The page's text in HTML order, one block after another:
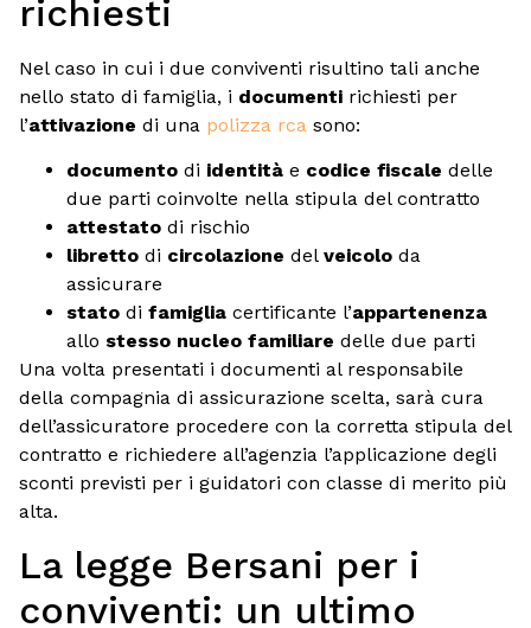
richiesti
Nel caso in cui i due conviventi risultino tali anche
nello stato di famiglia, i documenti richiesti per
l’attivazione di una polizza rca sono:
documento di identità e codice fiscale delle
due parti coinvolte nella stipula del contratto
attestato di rischio
libretto di circolazione del veicolo da
assicurare
stato di famiglia certificante l’appartenenza
allo stesso nucleo familiare delle due parti
Una volta presentati i documenti al responsabile
della compagnia di assicurazione scelta, sarà cura
dell’assicuratore procedere con la corretta stipula del
contratto e richiedere all’agenzia l’applicazione degli
sconti previsti per i guidatori con classe di merito più
alta.
La legge Bersani per i
conviventi: un ultimo